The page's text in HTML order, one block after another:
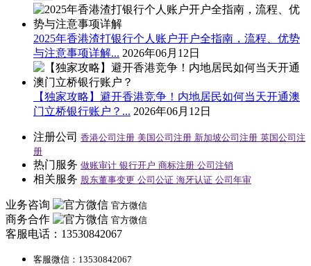
2025年香港渣打银行个人账户开户全指南，流程、优势
与注意事项详解... 2026年06月12日
【独家攻略】避开香港竞争！内地居民如何当天开通澳
门立桥银行账户？... 2026年06月12日
注册公司 香港公司注册 美国公司注册 新加坡公司注册 英国公司注
册
热门服务 做账审计 银行开户 商标注册 公司注销
相关服务 股东董事变更 公司公证 海牙认证 公司年审
业务咨询 官方微信
商务合作 官方微信
客服电话：13530842067
客服微信：13530842067